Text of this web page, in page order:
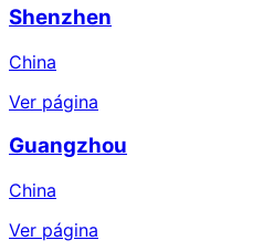
Shenzhen
China
Ver página
Guangzhou
China
Ver página